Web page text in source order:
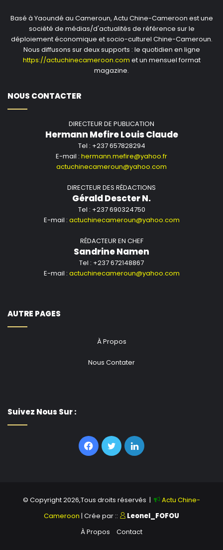
Basé à Yaoundé au Cameroun, Actu Chine-Cameroon est une
société de médias/d'actualités de référence sur le
déploiement économique et socio-culturel Chine-Cameroun.
Nous diffusons sur deux supports : le quotidien en ligne
https://actuchinecameroon.com et un mensuel format
magazine.
NOUS CONTACTER
DIRECTEUR DE PUBLICATION
Hermann Mefire Louis Claude
Tel : +237 657828294
E-mail : hermann.mefire@yahoo.fr
actuchinecameroun@yahoo.com
DIRECTEUR DES RÉDACTIONS
Gérald Descter N.
Tel : +237 690324750
E-mail : actuchinecameroun@yahoo.com
RÉDACTEUR EN CHEF
Sandrine Namen
Tel : +237 672148867
E-mail : actuchinecameroun@yahoo.com
AUTRE PAGES
À Propos
Nous Contater
Suivez Nous Sur :
Facebook
TwitterLinkedin
© Copyright 2026,Tous droits réservés |
Actu Chine-
Cameroon | Crée par ::
Leonel_FOFOU
À Propos
Contact